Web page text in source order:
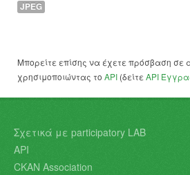
JPEG
Μπορείτε επίσης να έχετε πρόσβαση σε
χρησιμοποιώντας το API (δείτε API
Σχετικά με participatory LAB
API
CKAN Association